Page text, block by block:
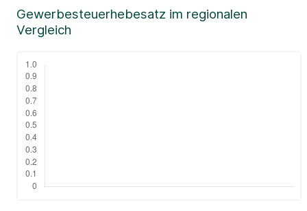
Gewerbesteuerhebesatz im regionalen
Vergleich